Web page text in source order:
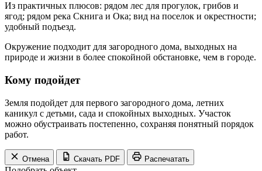
Из практичных плюсов: рядом лес для прогулок, грибов и
ягод; рядом река Скнига и Ока; вид на поселок и окрестности;
удобный подъезд.
Окружение подходит для загородного дома, выходных на
природе и жизни в более спокойной обстановке, чем в городе.
Кому подойдет
Земля подойдет для первого загородного дома, летних
каникул с детьми, сада и спокойных выходных. Участок
можно обустраивать постепенно, сохраняя понятный порядок
работ.
Отмена Скачать PDF Распечатать